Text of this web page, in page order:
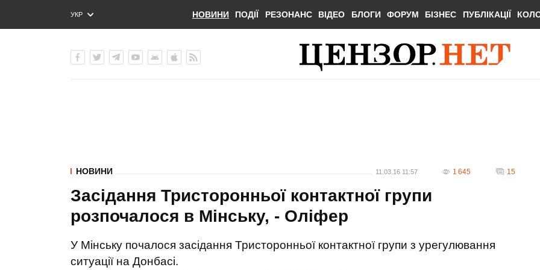
УКР
ENG
НОВИНИ ПОДІЇ РЕЗОНАНС ВІДЕО БЛОГИ ФОРУМ БІЗНЕС ПУБЛІКАЦІЇ
НОВИНИ 11.03.16 11:57 1 645 15
Засідання Тристоронньої контактної групи
розпочалося в Мінську, - Оліфер
У Мінську почалося засідання Тристоронньої контактної групи з урегулювання
ситуації на Донбасі.